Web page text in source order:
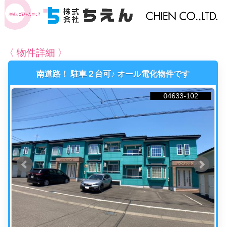
〈 物件詳細 〉
南道路！ 駐車２台可♪ オール電化物件です
04633-102